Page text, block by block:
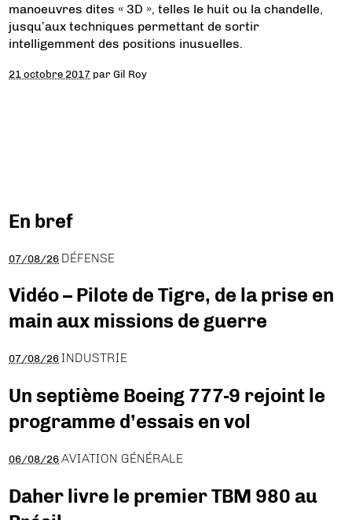
manoeuvres dites « 3D », telles le huit ou la chandelle,
jusqu’aux techniques permettant de sortir
intelligemment des positions inusuelles.
21 octobre 2017 parGil Roy
En bref
07/08/26 DÉFENSE
Vidéo – Pilote de Tigre, de la prise en
main aux missions de guerre
07/08/26 INDUSTRIE
Un septième Boeing 777-9 rejoint le
programme d’essais en vol
06/08/26 AVIATION GÉNÉRALE
Daher livre le premier TBM 980 au